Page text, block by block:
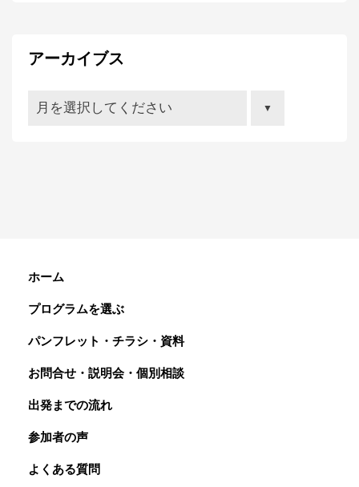
アーカイブス
月を選択してください
ホーム
プログラムを選ぶ
パンフレット・チラシ・資料
お問合せ・説明会・個別相談
出発までの流れ
参加者の声
よくある質問